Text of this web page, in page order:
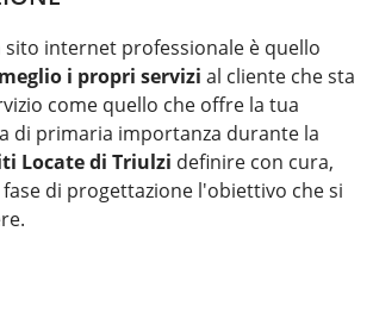
internet professionale è quello
i propri servizi al cliente che sta
come quello che offre la tua
di primaria importanza durante la
Locate di Triulzi definire con cura,
di progettazione l'obiettivo che si